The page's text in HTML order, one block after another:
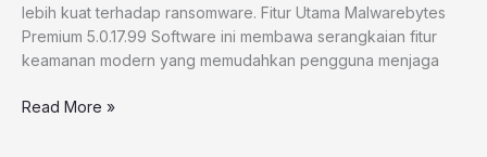
lebih kuat terhadap ransomware. Fitur Utama Malwarebytes
Premium 5.0.17.99 Software ini membawa serangkaian fitur
keamanan modern yang memudahkan pengguna menjaga
Read More »